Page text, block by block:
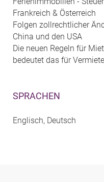
Frankreich & Österreich
Folgen zollrechtlicher
China und den USA
Die neuen Regeln für
bedeutet das für
SPRACHEN
Englisch, Deutsch